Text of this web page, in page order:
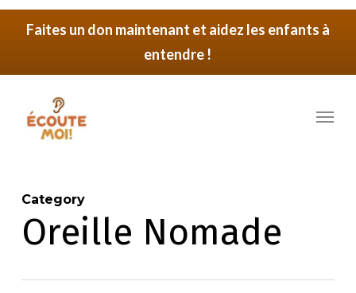
Skip
Faites un don maintenant et aidez les enfants à
entendre !
Menu
Category
Oreille Nomade